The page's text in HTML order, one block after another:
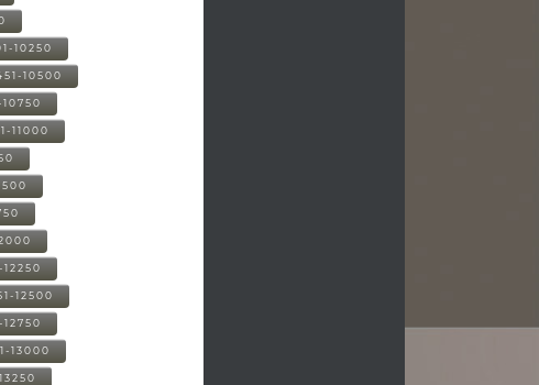
10250
10500
10750
11000
12250
12500
12750
13000